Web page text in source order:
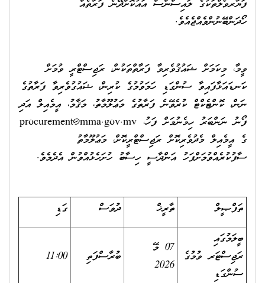
ފަޔާރވޯލްތަކުގެ ލައިސްންސް އައުކޮށްދޭނެ ފަރާތެއް
ހޯދަންބޭނުންވެއްޖެއެވެ.
ވީމާ، މިކަމަށް ޝައުޤުވެރިވާ ފަރާތްތަކުން، ރަޖިސްޓްރީ ވުމަށް
ކަނޑައަޅާފައިވާ ސުންގަޑި ހަމަވުމުގެ ކުރިން، ޝައުގުވެރިވާ ފަރާތުގެ
ނަން، ކޮންޓެކްޓް ކުރެވޭނެ ފަރާތުގެ މަޢުލޫމާތު، މަޤާމު، އީމެއިލް އަދި
ފޯނު ނަންބަރު ހިމެނުމަށް ފަހު، procurement@mma.gov.mv
ގެ އީމެއިލް މެދުވެރިކޮށް ރަޖިސްޓްރީކޮށް، މަޢުލޫމާތު
ސާފުކުރެއްވުމަށްފަހު އަންދާސީ ހިސާބު ހުށަހެޅުއްވުން އެދެމެވެ.
ތަފްޞީލް ތާރީޚް ދުވަސް
ގަޑި
ބީލަމުގައި
ރަޖިސްޓަރ ވުމުގެ
ސުންގަޑި
07 މޭ
2026
ބުރާސްފަތި 11:00